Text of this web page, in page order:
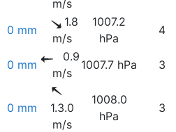
m/s
0 mm
1.8
m/s
1007.2
hPa
0 mm
0.9
m/s
1007.7 hPa
0 mm
1.3.0
m/s
1008.0
hPa